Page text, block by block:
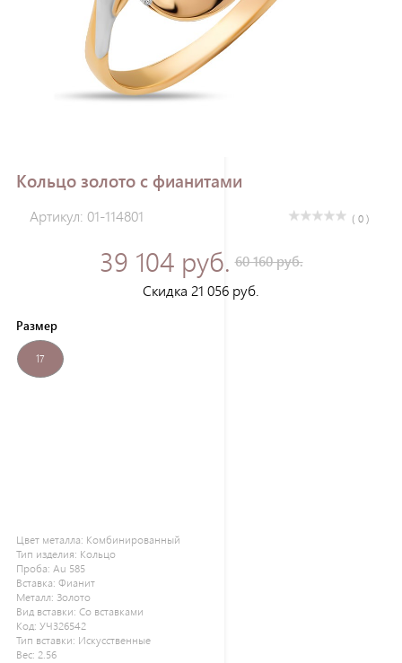
Кольцо золото с фианитами
Артикул: 01-114801 ( 0 )
39 104 руб. 60 160 руб.
Скидка 21 056 руб.
Размер
17
Цвет металла: Комбинированный
Тип изделия: Кольцо
Проба: Au 585
Вставка: Фианит
Металл: Золото
Вид вставки: Со вставками
Код: УЧ326542
Тип вставки: Искусственные
Вес: 2.56
Зарегистрироваться